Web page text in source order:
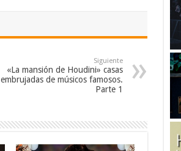
Siguiente
«La mansión de Houdini» casas
embrujadas de músicos famosos.
Parte 1